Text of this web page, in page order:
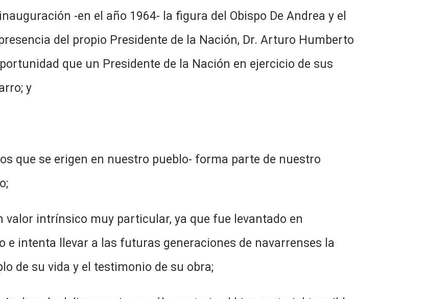
-en el año 1964- la figura del Obispo De Andrea y el
del propio Presidente de la Nación, Dr. Arturo Humberto
que un Presidente de la Nación en ejercicio de sus
y
que se erigen en nuestro pueblo- forma parte de nuestro
intrínsico muy particular, ya que fue levantado en
e intenta llevar a las futuras generaciones de navarrenses la
de su vida y el testimonio de su obra;